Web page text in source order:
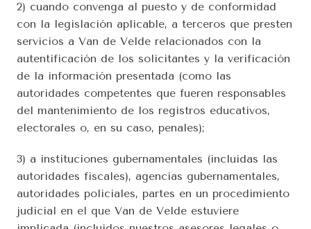
2) cuando convenga al puesto y de conformidad
con la legislación aplicable, a terceros que presten
servicios a Van de Velde relacionados con la
autentificación de los solicitantes y la verificación
de la información presentada (como las
autoridades competentes que fueren responsables
del mantenimiento de los registros educativos,
electorales o, en su caso, penales);
3) a instituciones gubernamentales (incluidas las
autoridades fiscales), agencias gubernamentales,
autoridades policiales, partes en un procedimiento
judicial en el que Van de Velde estuviere